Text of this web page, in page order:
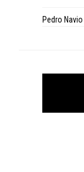
Pedro Navio